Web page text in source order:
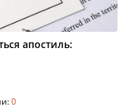
апостиль:
0